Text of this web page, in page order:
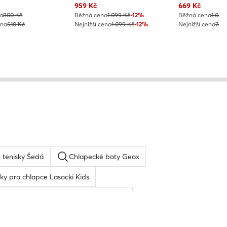
800 Kč
510 Kč
Aktuální cena
959Kč
Běžná cena1 099 Kč-12%
Nejnižší cena1 099 Kč-12%
Aktuální cena
669Kč
Běžná cena1 019
Nejnižší cena749
tenisky Šedá Chlapecké boty Geox
pro chlapce Lasocki Kids